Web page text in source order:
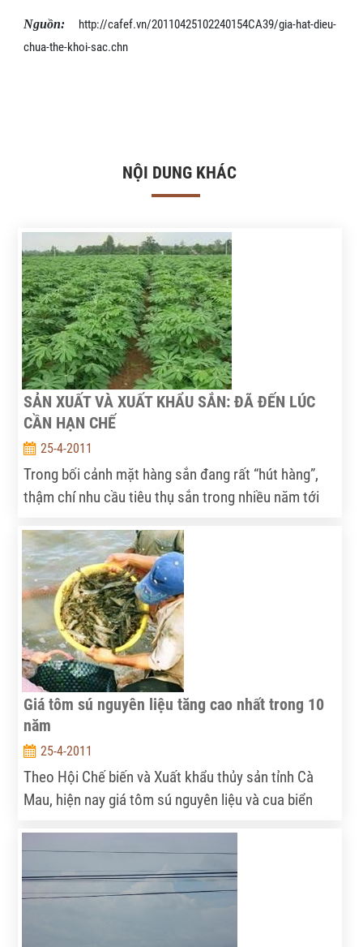
Nguồn:http://cafef.vn/20110425102240154CA39/gia-hat-dieu-
chua-the-khoi-sac.chn
NỘI DUNG KHÁC
SẢN XUẤT VÀ XUẤT KHẨU SẮN: ĐÃ ĐẾN LÚC
CẦN HẠN CHẾ
25-4-2011
Trong bối cảnh mặt hàng sắn đang rất “hút hàng”,
thậm chí nhu cầu tiêu thụ sắn trong nhiều năm tới
ý kiến nên ngừng tăng sản xuất và xuất khảu sắn rất
có thể là lạc long. Tuy nhiên, trong điều kiện của
nước ta, đây là một vấn đề cần được xem xét một
cách thực sự nghiêm túc trên nhiều phương diện.
Giá tôm sú nguyên liệu tăng cao nhất trong 10
năm
25-4-2011
Theo Hội Chế biến và Xuất khẩu thủy sản tỉnh Cà
Mau, hiện nay giá tôm sú nguyên liệu và cua biển
lâm nghiệp năm 2001.